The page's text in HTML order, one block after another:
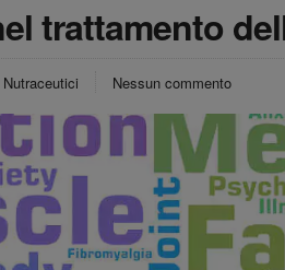
trattamento
Nutraceutici Nessun commento